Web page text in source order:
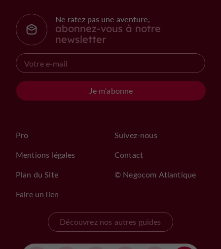
Ne ratez pas une aventure,
abonnez-vous à notre
newsletter
Je m'abonne
Pro
Mentions légales
Plan du Site
Faire un lien
Suivez-nous
Contact
© Negocom Atlantique
Découvrez nos autres guides